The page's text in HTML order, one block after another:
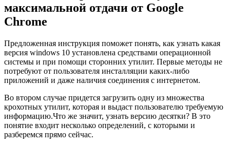
максимальной отдачи от Google
Chrome
Предложенная инструкция поможет понять, как узнать какая
версия windows 10 установлена средствами операционной
системы и при помощи сторонних утилит. Первые методы не
потребуют от пользователя инсталляции каких-либо
приложений и даже наличия соединения с интернетом.
Во втором случае придется загрузить одну из множества
крохотных утилит, которая и выдаст пользователю требуемую
информацию.Что же значит, узнать версию десятки? В это
понятие входит несколько определений, с которыми и
разберемся прямо сейчас.